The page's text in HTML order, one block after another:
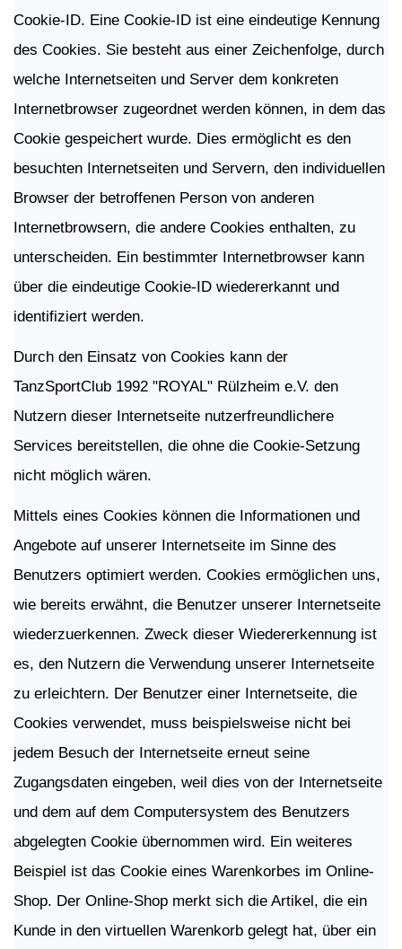
Cookie-ID. Eine Cookie-ID ist eine eindeutige Kennung
des Cookies. Sie besteht aus einer Zeichenfolge, durch
welche Internetseiten und Server dem konkreten
Internetbrowser zugeordnet werden können, in dem das
Cookie gespeichert wurde. Dies ermöglicht es den
besuchten Internetseiten und Servern, den individuellen
Browser der betroffenen Person von anderen
Internetbrowsern, die andere Cookies enthalten, zu
unterscheiden. Ein bestimmter Internetbrowser kann
über die eindeutige Cookie-ID wiedererkannt und
identifiziert werden.
Durch den Einsatz von Cookies kann der
TanzSportClub 1992 "ROYAL" Rülzheim e.V. den
Nutzern dieser Internetseite nutzerfreundlichere
Services bereitstellen, die ohne die Cookie-Setzung
nicht möglich wären.
Mittels eines Cookies können die Informationen und
Angebote auf unserer Internetseite im Sinne des
Benutzers optimiert werden. Cookies ermöglichen uns,
wie bereits erwähnt, die Benutzer unserer Internetseite
wiederzuerkennen. Zweck dieser Wiedererkennung ist
es, den Nutzern die Verwendung unserer Internetseite
zu erleichtern. Der Benutzer einer Internetseite, die
Cookies verwendet, muss beispielsweise nicht bei
jedem Besuch der Internetseite erneut seine
Zugangsdaten eingeben, weil dies von der Internetseite
und dem auf dem Computersystem des Benutzers
abgelegten Cookie übernommen wird. Ein weiteres
Beispiel ist das Cookie eines Warenkorbes im Online-
Shop. Der Online-Shop merkt sich die Artikel, die ein
Kunde in den virtuellen Warenkorb gelegt hat, über ein